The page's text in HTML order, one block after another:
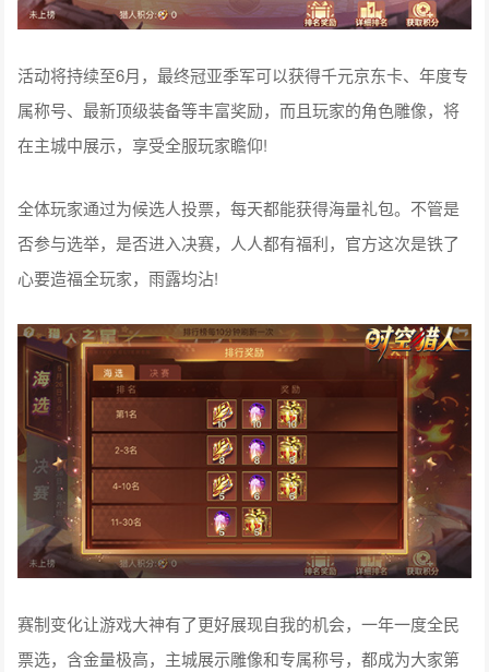
活动将持续至6月，最终冠亚季军可以获得千元京东卡、年度专
属称号、最新顶级装备等丰富奖励，而且玩家的角色雕像，将
在主城中展示，享受全服玩家瞻仰!
全体玩家通过为候选人投票，每天都能获得海量礼包。不管是
否参与选举，是否进入决赛，人人都有福利，官方这次是铁了
心要造福全玩家，雨露均沾!
赛制变化让游戏大神有了更好展现自我的机会，一年一度全民
票选，含金量极高，主城展示雕像和专属称号，都成为大家第